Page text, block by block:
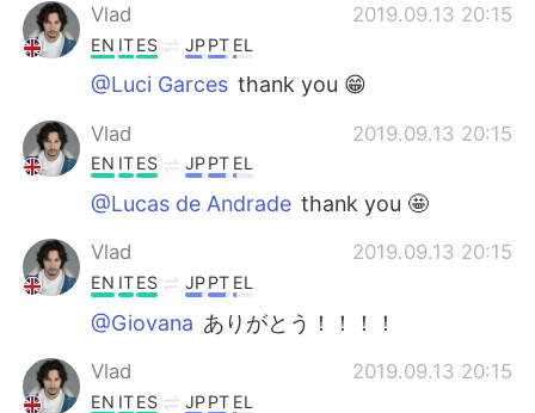
Vlad 2019.09.13 20:15
EN ITES JPPT EL
@Luci Garces thank you 😁
Vlad 2019.09.13 20:15
EN ITES JPPT EL
@Lucas de Andrade thank you 🤩
Vlad 2019.09.13 20:15
EN ITES JPPT EL
@Giovana ありがとう！！！！
Vlad 2019.09.13 20:15
EN ITES JPPT EL